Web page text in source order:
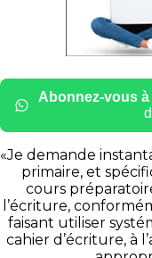
Abonnez-vous
«Je demande
primaire, et
cours
l’écriture,
faisant utiliser
cahier d’écriture, à